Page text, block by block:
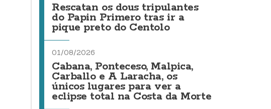
Rescatan os dous tripulantes
do Papin Primero tras ir a
pique preto do Centolo
01/08/2026
Cabana, Ponteceso, Malpica,
Carballo e A Laracha, os
únicos lugares para ver a
eclipse total na Costa da Morte